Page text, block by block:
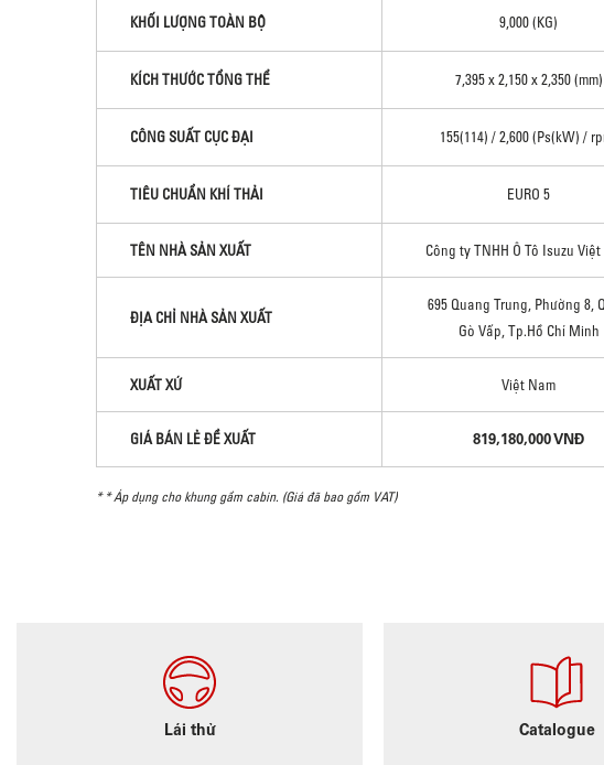
KHỐI LƯỢNG TOÀN BỘ 9,000 (KG)
KÍCH THƯỚC TỔNG THỂ 7,395 x 2,150 x 2,350 (mm)
CÔNG SUẤT CỰC ĐẠI 155(114) / 2,600 (Ps(kW) /
TIÊU CHUẨN KHÍ THẢI EURO 5
TÊN NHÀ SẢN XUẤT Công ty TNHH Ô Tô Isuzu
ĐỊA CHỈ NHÀ SẢN XUẤT
695 Quang Trung, Phường 8,
Gò Vấp, Tp.Hồ Chí Minh
XUẤT XỨ Việt Nam
GIÁ BÁN LẺ ĐỀ XUẤT 819,180,000 VNĐ
* * Áp dụng cho khung gầm cabin. (Giá đã bao gồm VAT)
Lái thử Catalogue